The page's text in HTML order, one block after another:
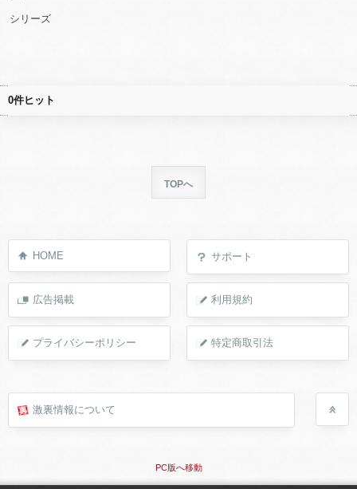
シリーズ
0件ヒット
TOPへ
HOME サポート
広告掲載 利用規約
プライバシーポリシー 特定商取引法
激裏情報について
PC版へ移動